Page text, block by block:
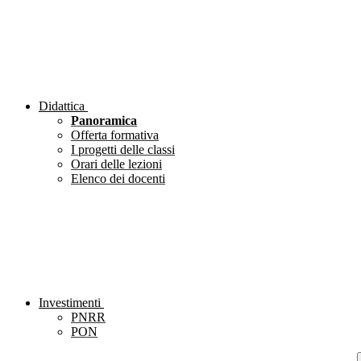
Didattica
Panoramica
Offerta formativa
I progetti delle classi
Orari delle lezioni
Elenco dei docenti
Investimenti
PNRR
PON